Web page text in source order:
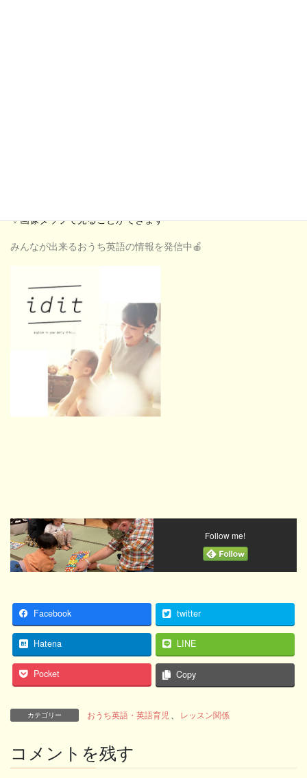
▽画像タップで見ることができます
みんなが出来るおうち英語の情報を発信中🍎
Follow me!
Facebook twitter
Hatena LINE
Pocket Copy
カテゴリー おうち英語・英語育児 レッスン関係
コメントを残す